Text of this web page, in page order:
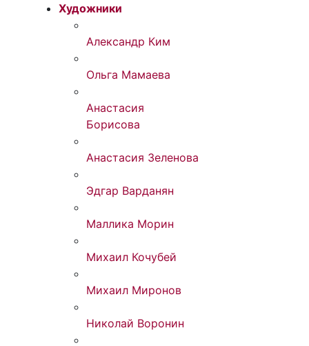
Художники
Александр Ким
Ольга Мамаева
Анастасия
Борисова
Анастасия Зеленова
Эдгар Варданян
Маллика Морин
Михаил Кочубей
Михаил Миронов
Николай Воронин